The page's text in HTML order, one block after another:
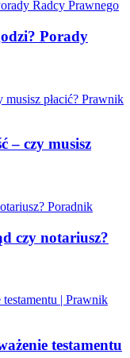
Porady
– czy musisz
czy notariusz?
testamentu